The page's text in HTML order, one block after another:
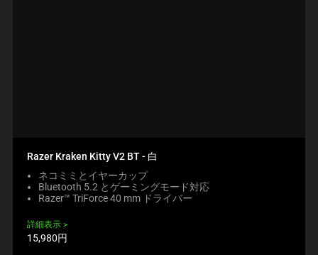
Razer Kraken Kitty V2 BT - 白
ネコミミとイヤーカップ
Bluetooth 5.2 とゲーミングモード対応
Razer™ TriForce 40 mm ドライバー
詳細表示
製
15,980円